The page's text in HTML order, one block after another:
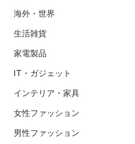
海外・世界
生活雑貨
家電製品
IT・ガジェット
インテリア・家具
女性ファッション
男性ファッション